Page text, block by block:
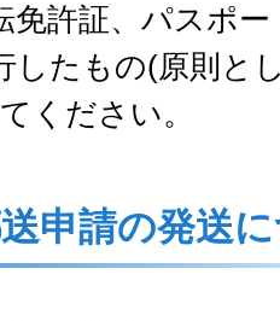
免許証、パスポ
したもの(原則と
ください。
申請の発送